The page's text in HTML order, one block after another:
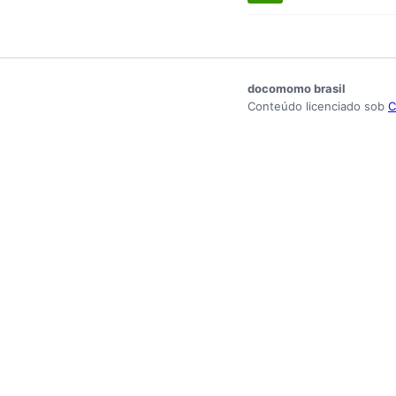
docomomo brasil
Conteúdo licenciado sob